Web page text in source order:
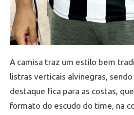
A camisa traz um estilo bem
listras verticais alvinegras,
destaque fica para as costas,
formato do escudo do time, na